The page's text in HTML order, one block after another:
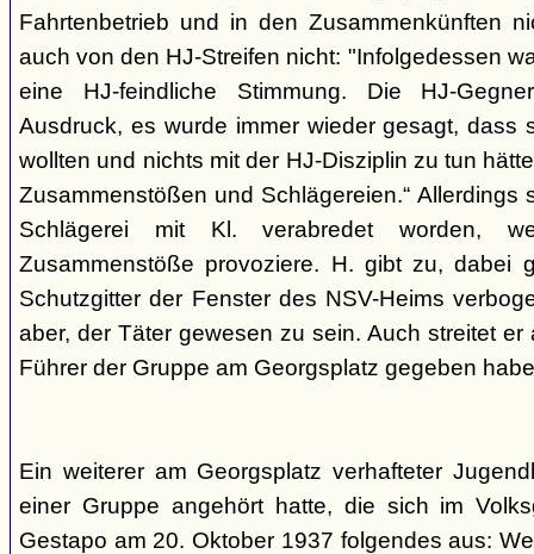
Fahrtenbetrieb und in den Zusammenkünften
auch von den HJ-Streifen nicht: "Infolgedessen
eine HJ-feindliche Stimmung. Die HJ-
Ausdruck, es wurde immer wieder gesagt, dass
wollten und nichts mit der HJ-Disziplin zu tun
Zusammenstößen und Schlägereien.“ Allerdings
Schlägerei mit Kl. verabredet worden,
Zusammenstöße provoziere. H. gibt zu, dabei
Schutzgitter der Fenster des NSV-Heims
aber, der Täter gewesen zu sein. Auch streitet
Führer der Gruppe am Georgsplatz gegeben
Ein weiterer am Georgsplatz verhafteter
einer Gruppe angehört hatte, die sich im
Gestapo am 20. Oktober 1937 folgendes aus: